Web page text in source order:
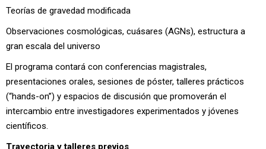
Teorías de gravedad modificada
Observaciones cosmológicas, cuásares (AGNs), estructura a
gran escala del universo
El programa contará con conferencias magistrales,
presentaciones orales, sesiones de póster, talleres prácticos
(“hands-on”) y espacios de discusión que promoverán el
intercambio entre investigadores experimentados y jóvenes
científicos.
Trayectoria y talleres previos